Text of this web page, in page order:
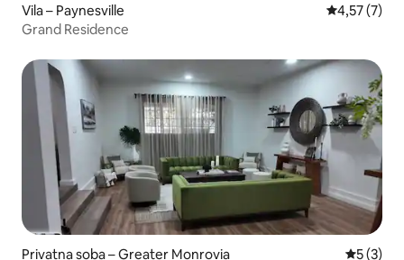
Vila – Paynesville Prosječna
4,57 (7)
Grand Residence
Privatna soba – Greater Monrovia
5 (3)